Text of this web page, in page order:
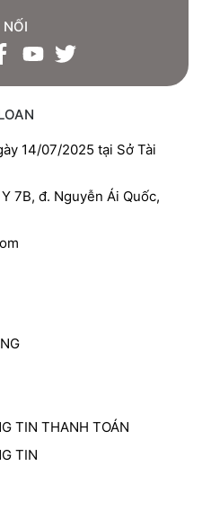
NỐI
14/07/2025 tại Sở Tài
7B, đ. Nguyễn Ái Quốc,
TIN THANH TOÁN
TIN